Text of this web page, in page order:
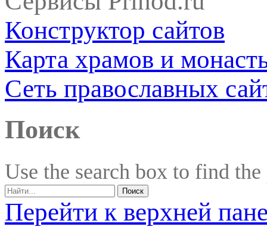
Конструктор сайтов
Карта храмов и
Сеть православных
Поиск
Use the search box to find
Перейти к верхней